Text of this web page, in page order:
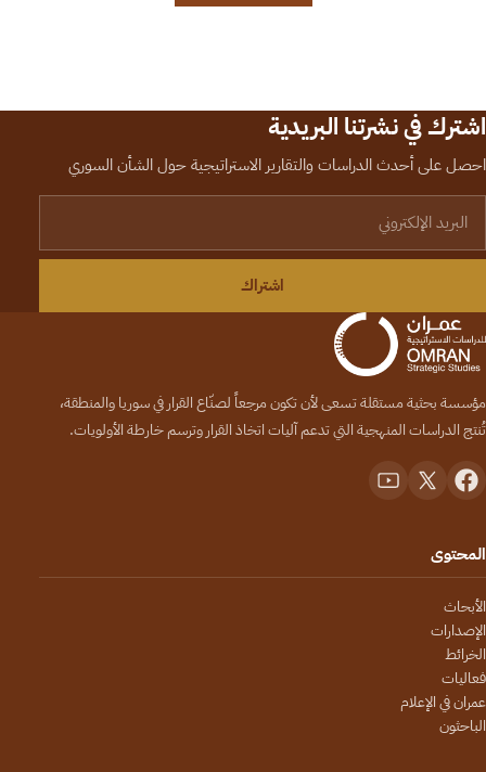
اشترك في نشرتنا البريدية
احصل على أحدث الدراسات والتقارير الاستراتيجية حول الشأن السوري
اشتراك
مؤسسة بحثية مستقلة تسعى لأن تكون مرجعاً لصنّاع القرار في سوريا والمنطقة،
تُنتج الدراسات المنهجية التي تدعم آليات اتخاذ القرار وترسم خارطة الأولويات.
المحتوى
الأبحاث
الإصدارات
الخرائط
فعاليات
عمران في الإعلام
الباحثون